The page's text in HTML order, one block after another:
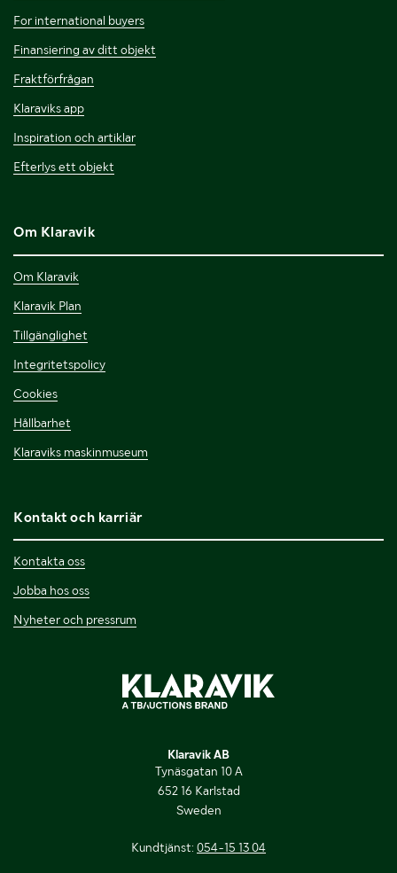
For international buyers
Finansiering av ditt objekt
Fraktförfrågan
Klaraviks app
Inspiration och artiklar
Efterlys ett objekt
Om Klaravik
Om Klaravik
Klaravik Plan
Tillgänglighet
Integritetspolicy
Cookies
Hållbarhet
Klaraviks maskinmuseum
Kontakt och karriär
Kontakta oss
Jobba hos oss
Nyheter och pressrum
Klaravik AB
Tynäsgatan 10 A
652 16 Karlstad
Sweden
Kundtjänst: 054-15 13 04